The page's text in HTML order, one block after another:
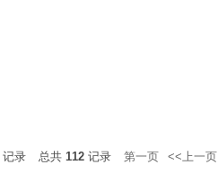
记录 总共 112 记录 第一页 <<上一页